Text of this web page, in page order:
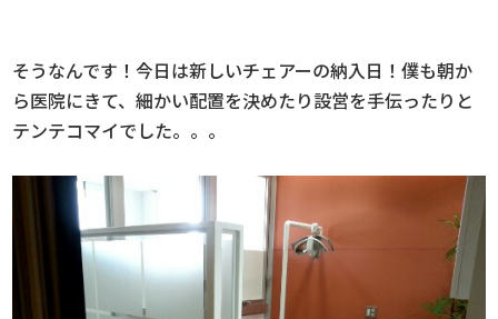
そうなんです！今日は新しいチェアーの納入日！僕も朝か
ら医院にきて、細かい配置を決めたり設営を手伝ったりと
テンテコマイでした。。。